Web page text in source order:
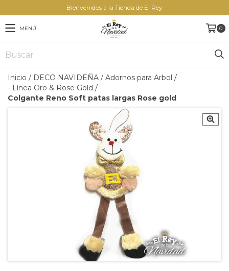
Bienvenidos a la Tienda de El Rey
MENÚ 0
Inicio / DECO NAVIDEÑA / Adornos para Arbol /
- Línea Oro & Rose Gold /
Colgante Reno Soft patas largas Rose gold